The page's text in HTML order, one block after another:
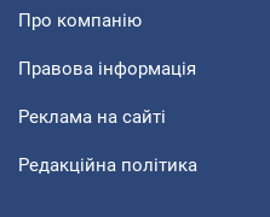
Про компанію
Правова інформація
Реклама на сайті
Редакційна політика